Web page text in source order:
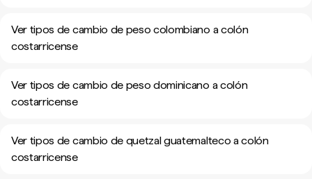
Ver tipos de cambio de peso colombiano a colón
costarricense
Ver tipos de cambio de peso dominicano a colón
costarricense
Ver tipos de cambio de quetzal guatemalteco a colón
costarricense